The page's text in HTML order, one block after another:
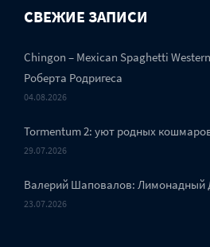
СВЕЖИЕ ЗАПИСИ
Chingon – Mexican Spaghetti
Роберта Родригеса
04.08.2026
Tormentum 2: уют родных
29.07.2026
Валерий Шаповалов: Лимонадный
23.07.2026